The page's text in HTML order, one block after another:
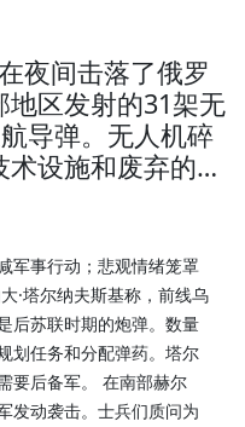
夜间击落了俄罗
区发射的31架无
导弹。无人机碎
术设施和废弃的…
军事行动；悲观情绪笼罩
·塔尔纳夫斯基称，前线乌
后苏联时期的炮弹。数量
划任务和分配弹药。塔尔
要后备军。 在南部赫尔
发动袭击。士兵们质问为